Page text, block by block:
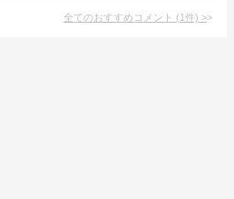
全てのおすすめコメント (1件) >